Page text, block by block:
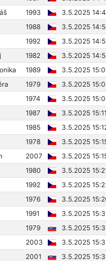
1993
3.5.2025
1988
3.5.2025
1992
3.5.2025
1982
3.5.2025
1989
3.5.2025
1979
3.5.2025
1974
3.5.2025
1987
3.5.2025
1985
3.5.2025
1978
3.5.2025
2007
3.5.2025
1980
3.5.2025
1992
3.5.2025
1976
3.5.2025
1991
3.5.2025
1979
3.5.2025
2003
3.5.2025
2001
3.5.2025